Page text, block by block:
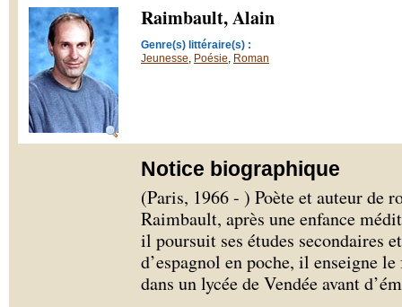
Raimbault, Alain
Genre(s) littéraire(s) :
Jeunesse, Poésie, Roman
Notice biographique
(Paris, 1966 - ) Poète et auteur de
Raimbault, après une enfance
il poursuit ses études secondaires
d’espagnol en poche, il enseigne
dans un lycée de Vendée avant